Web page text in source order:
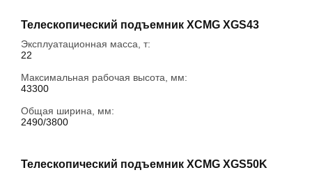
Телескопический подъемник XCMG XGS43
Эксплуатационная масса, т:
22
Максимальная рабочая высота, мм:
43300
Общая ширина, мм:
2490/3800
Телескопический подъемник XCMG XGS50K